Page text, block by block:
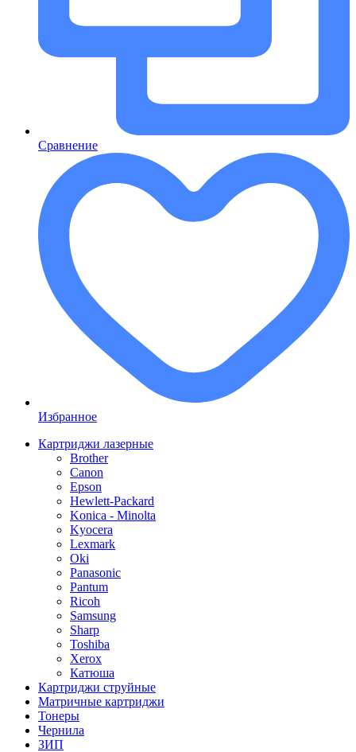
Сравнение
Избранное
Картриджи лазерные
Brother
Canon
Epson
Hewlett-Packard
Konica - Minolta
Kyocera
Lexmark
Oki
Panasonic
Pantum
Ricoh
Samsung
Sharp
Toshiba
Xerox
Катюша
Картриджи струйные
Матричные картриджи
Тонеры
Чернила
ЗИП